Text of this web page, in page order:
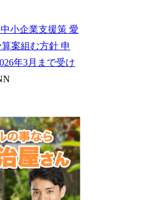
小企業支援策 愛
案組む方針 申
年3月まで受け